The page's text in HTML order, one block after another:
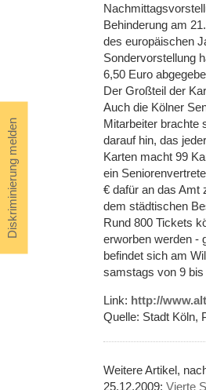
Diskriminierung melden
Behinderung am
des europäischen
Sondervorstellung
6,50 Euro
Der Großteil der
Auch die Kölner
Mitarbeiter brachte
darauf hin, das
Karten macht 99
ein
€ dafür an das Amt
dem städtischen
Rund 800 Tickets
erworben werden -
befindet sich am
samstags von 9 bis
Link: http://
Quelle: Stadt Köln,
Weitere Artikel,
25.12.2009: Vierte